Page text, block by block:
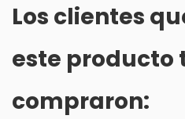
Los clientes
este producto
compraron: